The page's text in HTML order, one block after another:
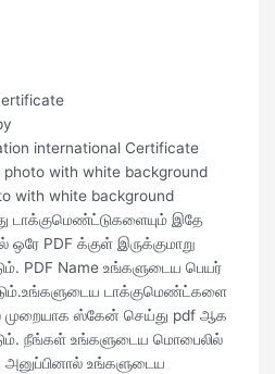
international Certificate
photo with white background
with white background
இதே
ஒரே PDF க்குள் இருக்குமாறு
PDF Name உங்களுடைய பெயர்
டாக்குமெண்ட்களை
முறையாக ஸ்கேன் செய்து pdf ஆக
நீங்கள் உங்களுடைய மொபைலில்
உங்களுடைய